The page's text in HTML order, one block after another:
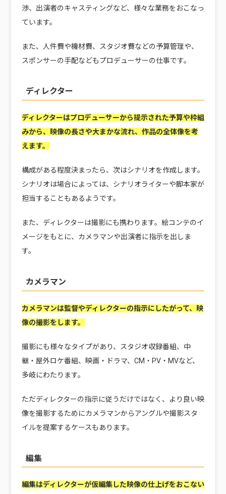
渉、出演者のキャスティングなど、様々な業務をおこなっ
ています。
また、人件費や機材費、スタジオ費などの予算管理や、
スポンサーの手配などもプロデューサーの仕事です。
ディレクター
ディレクターはプロデューサーから提示された予算や枠組
みから、映像の長さや大まかな流れ、作品の全体像を考
えます。
構成がある程度決まったら、次はシナリオを作成します。
シナリオは場合によっては、シナリオライターや脚本家が
担当することもあるようです。
また、ディレクターは撮影にも携わります。絵コンテのイ
メージをもとに、カメラマンや出演者に指示を出しま
す。
カメラマン
カメラマンは監督やディレクターの指示にしたがって、映
像の撮影をします。
撮影にも様々なタイプがあり、スタジオ収録番組、中
継・屋外ロケ番組、映画・ドラマ、CM・PV・MVなど、
多岐にわたります。
ただディレクターの指示に従うだけではなく、より良い映
像を撮影するためにカメラマンからアングルや撮影スタ
イルを提案するケースもあります。
編集
編集はディレクターが仮編集した映像の仕上げをおこない